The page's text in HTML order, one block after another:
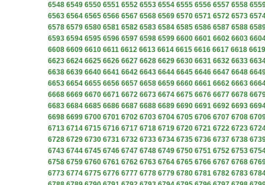
6548 6549 6550 6551 6552 6553 6554 6555 6556 6557 6558
6563 6564 6565 6566 6567 6568 6569 6570 6571 6572 6573
6578 6579 6580 6581 6582 6583 6584 6585 6586 6587 6588
6593 6594 6595 6596 6597 6598 6599 6600 6601 6602 6603
6608 6609 6610 6611 6612 6613 6614 6615 6616 6617 6618 6619
6623 6624 6625 6626 6627 6628 6629 6630 6631 6632 6633
6638 6639 6640 6641 6642 6643 6644 6645 6646 6647 6648
6653 6654 6655 6656 6657 6658 6659 6660 6661 6662 6663
6668 6669 6670 6671 6672 6673 6674 6675 6676 6677 6678
6683 6684 6685 6686 6687 6688 6689 6690 6691 6692 6693
6698 6699 6700 6701 6702 6703 6704 6705 6706 6707 6708
6713 6714 6715 6716 6717 6718 6719 6720 6721 6722 6723
6728 6729 6730 6731 6732 6733 6734 6735 6736 6737 6738
6743 6744 6745 6746 6747 6748 6749 6750 6751 6752 6753
6758 6759 6760 6761 6762 6763 6764 6765 6766 6767 6768
6773 6774 6775 6776 6777 6778 6779 6780 6781 6782 6783